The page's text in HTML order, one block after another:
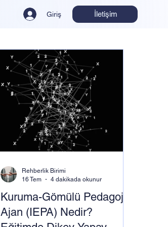
Giriş İletişim
Kuruma-Gömülü Pedagojik
Ajan (IEPA) Nedir?
Rehberlik Birimi
16 Tem
4 dakikada okunur